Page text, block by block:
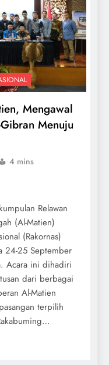
Mengawal
Menuju
4 mins
Relawan
(Al-Matien)
(Rakornas)
24-25 September
Acara ini dihadiri
dari berbagai
Al-Matien
terpilih